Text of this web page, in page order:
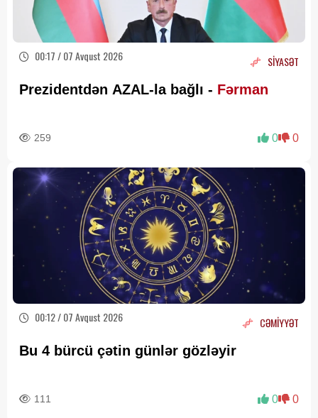
00:17 / 07 Avqust 2026 SİYASƏT
Prezidentdən AZAL-la bağlı - Fərman
259 0 0
00:12 / 07 Avqust 2026 CƏMİYYƏT
Bu 4 bürcü çətin günlər gözləyir
111 0 0